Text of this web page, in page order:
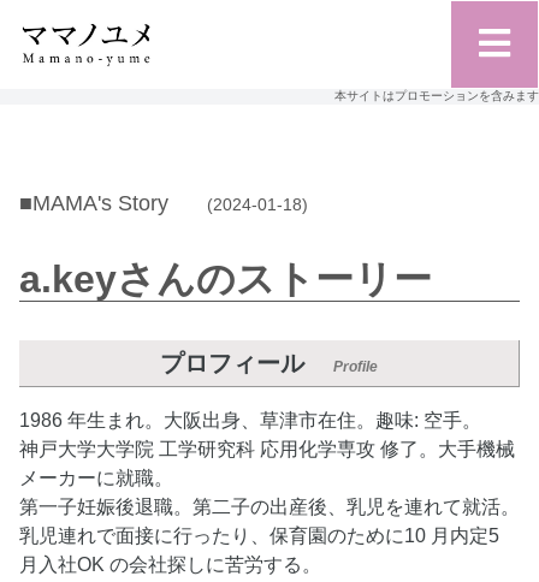
本サイトはプロモーションを含みます
■MAMA's Story (2024-01-18)
a.keyさんのストーリー
プロフィール Profile
1986 年生まれ。大阪出身、草津市在住。趣味: 空手。
神戸大学大学院 工学研究科 応用化学専攻 修了。大手機械
メーカーに就職。
第一子妊娠後退職。第二子の出産後、乳児を連れて就活。
乳児連れで面接に行ったり、保育園のために10 月内定5
月入社OK の会社探しに苦労する。